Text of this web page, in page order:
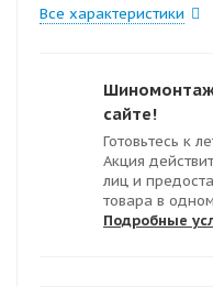
Все характеристики
Шиномонтаж
сайте!
Готовьтесь к
Акция
лиц и
товара в
Подробные